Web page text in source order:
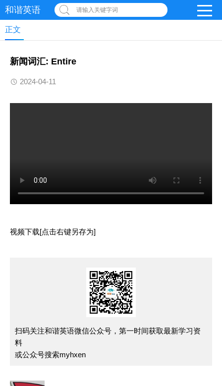
和谐英语 请输入关键字词
正文
新闻词汇: Entire
2024-04-11
视频下载[点击右键另存为]
扫码关注和谐英语微信公众号，第一时间获取最新学习资
料
或公众号搜索myhxen